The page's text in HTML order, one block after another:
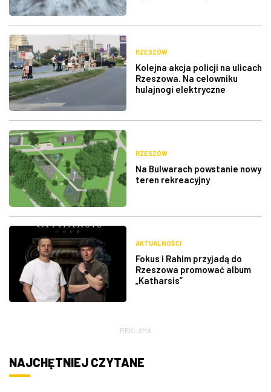
RZESZÓW
Kolejna akcja policji na ulicach
Rzeszowa. Na celowniku
hulajnogi elektryczne
RZESZÓW
Na Bulwarach powstanie nowy
teren rekreacyjny
AKTUALNOŚCI
Fokus i Rahim przyjadą do
Rzeszowa promować album
„Katharsis”
REKLAMA
NAJCHĘTNIEJ CZYTANE